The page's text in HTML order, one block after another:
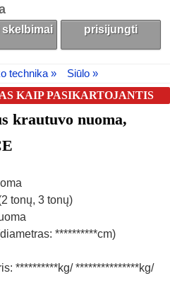
prisijungti
technika »
Siūlo »
KAIP PASIKARTOJANTIS
krautuvo nuoma,
tonų, 3 tonų)
**********cm)
**********kg/ ***************kg/